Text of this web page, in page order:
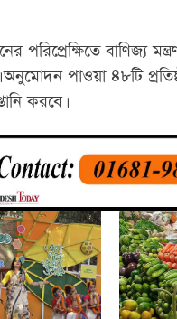
বাণিজ্য
পাওয়া ৪৮টি
করবে।